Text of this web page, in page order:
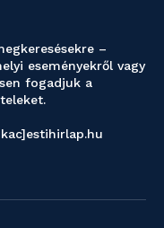
–
eseményekről vagy
fogadjuk a